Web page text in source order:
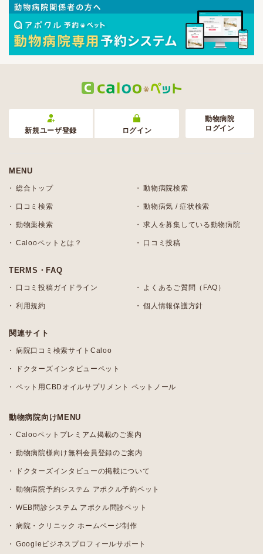
新規ユーザ登録 ログイン
動物病院
ログイン
MENU
総合トップ 動物病院検索
口コミ検索 動物病気 / 症状検索
動物薬検索 求人を募集している動物病院
Calooペットとは？ 口コミ投稿
TERMS・FAQ
口コミ投稿ガイドライン よくあるご質問（FAQ）
利用規約 個人情報保護方針
関連サイト
病院口コミ検索サイトCaloo
ドクターズインタビューペット
ペット用CBDオイルサプリメント ペットノール
動物病院向けMENU
Calooペットプレミアム掲載のご案内
動物病院様向け無料会員登録のご案内
ドクターズインタビューの掲載について
動物病院予約システム アポクル予約ペット
WEB問診システム アポクル問診ペット
病院・クリニック ホームページ制作
Googleビジネスプロフィールサポート